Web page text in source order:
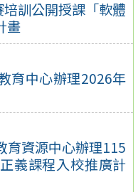
訓公開授課「軟體
畫
育中心辦理2026年
育資源中心辦理115
義課程入校推廣計